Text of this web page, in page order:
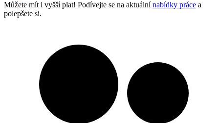
Můžete mít i vyšší plat! Podívejte se na aktuálnínabídky práce a
polepšete si.